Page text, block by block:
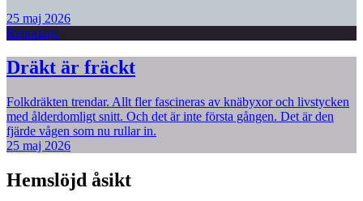
25 maj 2026
Reportage
Dräkt är fräckt
Folkdräkten trendar. Allt fler fascineras av knäbyxor och livstycken
med ålderdomligt snitt. Och det är inte första gången. Det är den
fjärde vågen som nu rullar in.
25 maj 2026
Hemslöjd åsikt